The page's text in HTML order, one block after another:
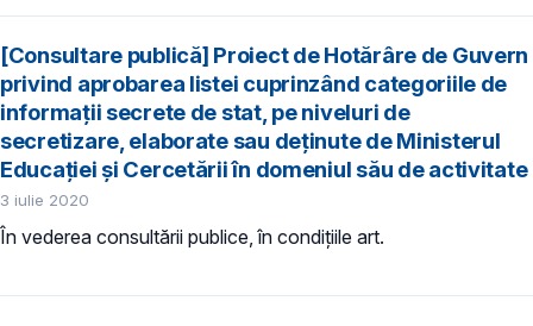
[Consultare publică] Proiect de Hotărâre de Guvern
privind aprobarea listei cuprinzând categoriile de
informaţii secrete de stat, pe niveluri de
secretizare, elaborate sau deținute de Ministerul
Educației și Cercetării în domeniul său de activitate
3 iulie 2020
În vederea consultării publice, în condiţiile art.